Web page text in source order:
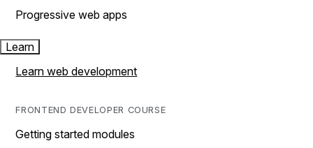
Progressive web apps
Learn
Learn web development
FRONTEND DEVELOPER COURSE
Getting started modules